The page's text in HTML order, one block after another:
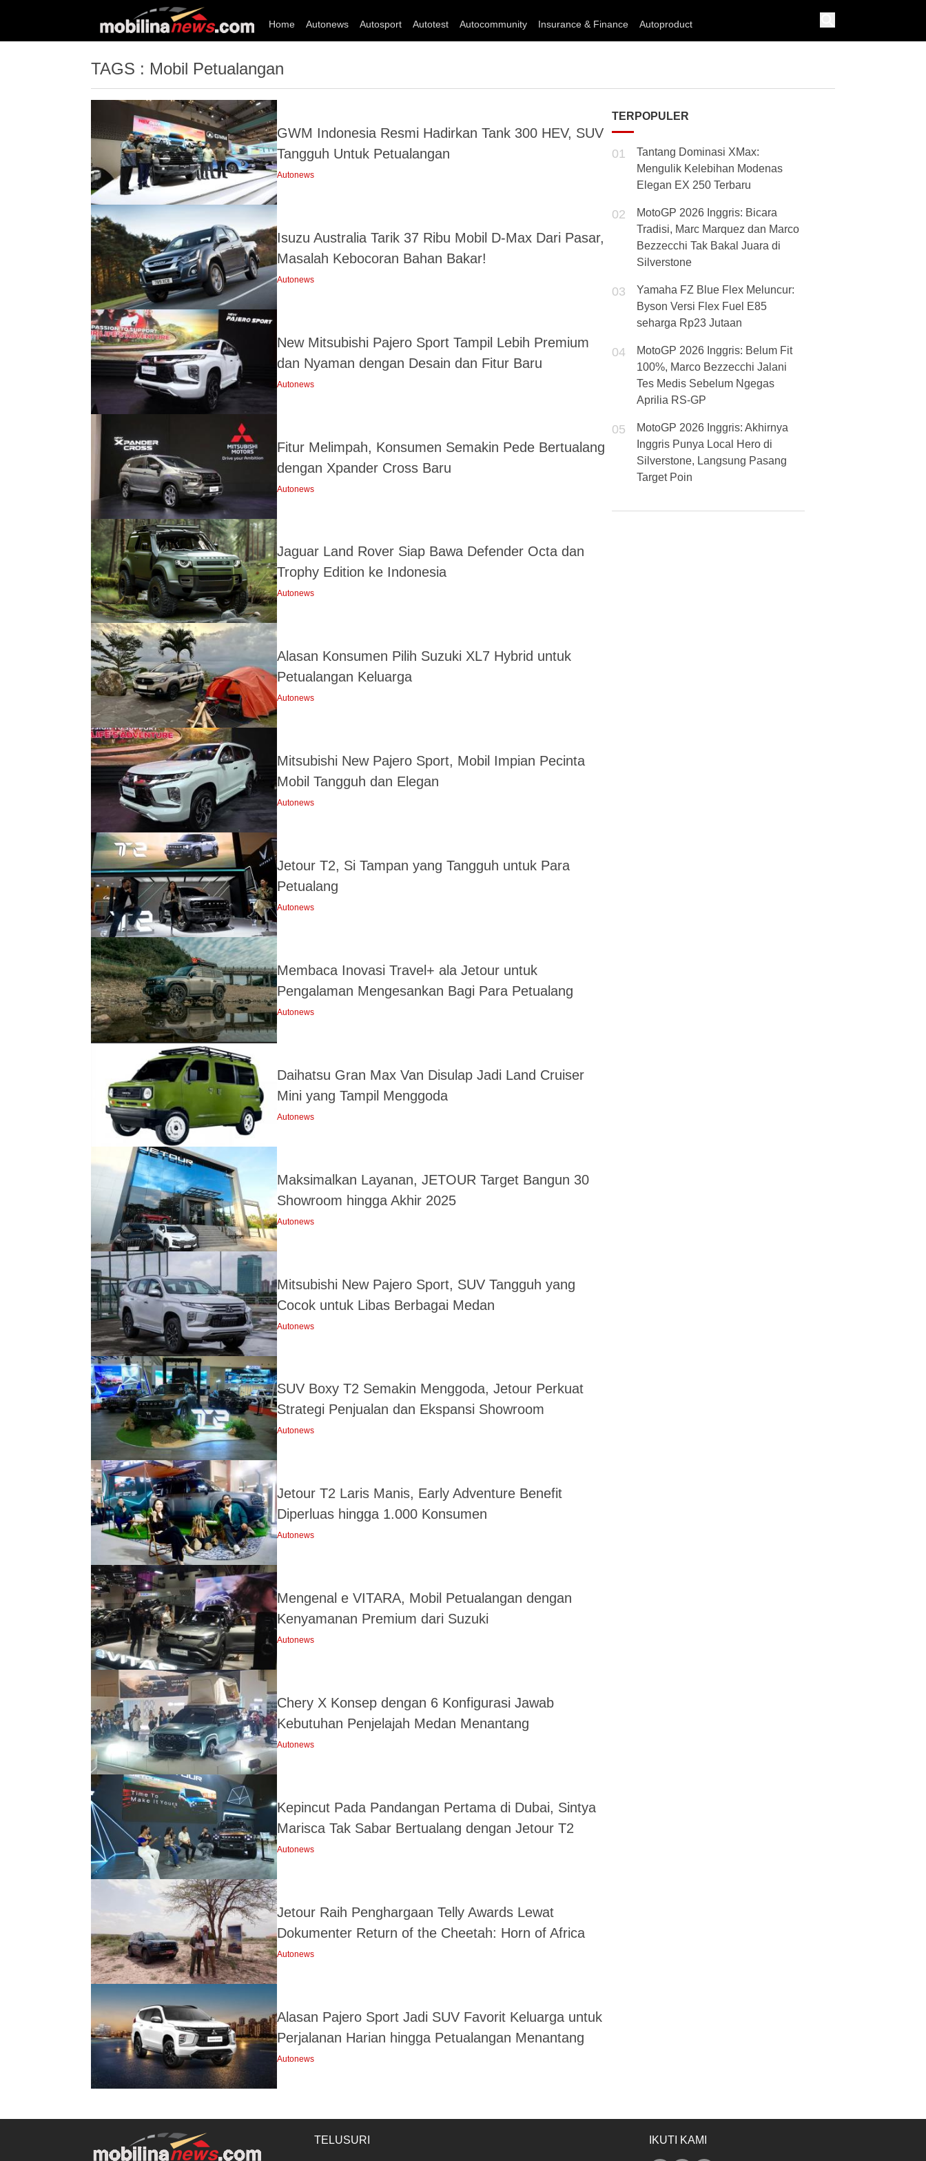
Home Autonews Autosport Autotest Autocommunity Insurance & Finance Autoproduct
TAGS : Mobil Petualangan
GWM Indonesia Resmi Hadirkan Tank 300 HEV, SUV
Tangguh Untuk Petualangan
Autonews
Isuzu Australia Tarik 37 Ribu Mobil D-Max Dari Pasar,
Masalah Kebocoran Bahan Bakar!
Autonews
New Mitsubishi Pajero Sport Tampil Lebih Premium
dan Nyaman dengan Desain dan Fitur Baru
Autonews
Fitur Melimpah, Konsumen Semakin Pede Bertualang
dengan Xpander Cross Baru
Autonews
Jaguar Land Rover Siap Bawa Defender Octa dan
Trophy Edition ke Indonesia
Autonews
Alasan Konsumen Pilih Suzuki XL7 Hybrid untuk
Petualangan Keluarga
Autonews
Mitsubishi New Pajero Sport, Mobil Impian Pecinta
Mobil Tangguh dan Elegan
Autonews
Jetour T2, Si Tampan yang Tangguh untuk Para
Petualang
Autonews
Membaca Inovasi Travel+ ala Jetour untuk
Pengalaman Mengesankan Bagi Para Petualang
Autonews
Daihatsu Gran Max Van Disulap Jadi Land Cruiser
Mini yang Tampil Menggoda
Autonews
Maksimalkan Layanan, JETOUR Target Bangun 30
Showroom hingga Akhir 2025
Autonews
Mitsubishi New Pajero Sport, SUV Tangguh yang
Cocok untuk Libas Berbagai Medan
Autonews
SUV Boxy T2 Semakin Menggoda, Jetour Perkuat
Strategi Penjualan dan Ekspansi Showroom
Autonews
Jetour T2 Laris Manis, Early Adventure Benefit
Diperluas hingga 1.000 Konsumen
Autonews
Mengenal e VITARA, Mobil Petualangan dengan
Kenyamanan Premium dari Suzuki
Autonews
Chery X Konsep dengan 6 Konfigurasi Jawab
Kebutuhan Penjelajah Medan Menantang
Autonews
Kepincut Pada Pandangan Pertama di Dubai, Sintya
Marisca Tak Sabar Bertualang dengan Jetour T2
Autonews
Jetour Raih Penghargaan Telly Awards Lewat
Dokumenter Return of the Cheetah: Horn of Africa
Autonews
Alasan Pajero Sport Jadi SUV Favorit Keluarga untuk
Perjalanan Harian hingga Petualangan Menantang
Autonews
TERPOPULER
01
Tantang Dominasi XMax:
Mengulik Kelebihan Modenas
Elegan EX 250 Terbaru
02
MotoGP 2026 Inggris: Bicara
Tradisi, Marc Marquez dan Marco
Bezzecchi Tak Bakal Juara di
Silverstone
03
Yamaha FZ Blue Flex Meluncur:
Byson Versi Flex Fuel E85
seharga Rp23 Jutaan
04
MotoGP 2026 Inggris: Belum Fit
100%, Marco Bezzecchi Jalani
Tes Medis Sebelum Ngegas
Aprilia RS-GP
05
MotoGP 2026 Inggris: Akhirnya
Inggris Punya Local Hero di
Silverstone, Langsung Pasang
Target Poin
TELUSURI IKUTI KAMI